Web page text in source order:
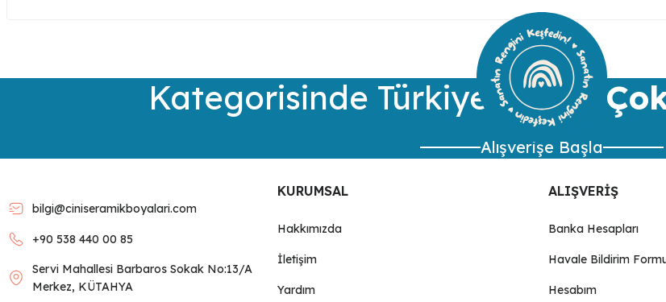
Bu ürüne ilk yorumu siz yapın!
Yorum Yaz
Ürün açıklamasında eksik bilgiler bulunuyor.
Kategorisinde Türkiye’ninEn
Alışverişe Başla
bilgi@ciniseramikboyalari.com
+90 538 440 00 85
Servi Mahallesi Barbaros Sokak No:13/A
Merkez, KÜTAHYA
KURUMSAL
Hakkımızda
İletişim
Yardım
ALIŞVERİŞ
Banka Hesapları
Havale Bildirim
Hesabım